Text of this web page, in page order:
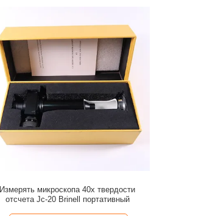
Измерять микроскопа 40x твердости
отсчета Jc-20 Brinell портативный